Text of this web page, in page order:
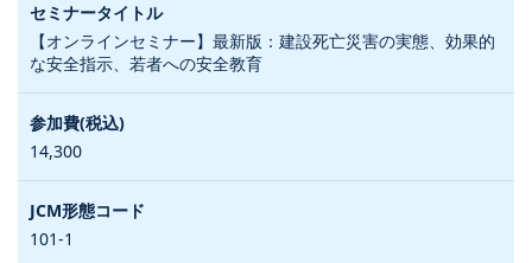
【オンラインセミナー】最新版：建設死亡災害の実態、効果的
な安全指示、若者への安全教育
14,300
101-1